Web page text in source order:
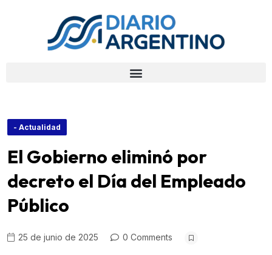
- Actualidad
El Gobierno eliminó por
decreto el Día del Empleado
Público
25 de junio de 2025 0 Comments